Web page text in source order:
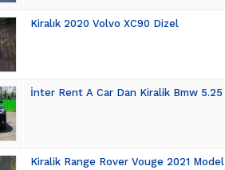
Kiralık 2020 Volvo XC90 Dizel
İnter Rent A Car Dan Kiralik Bmw 5.25
Kiralik Range Rover Vouge 2021 Model